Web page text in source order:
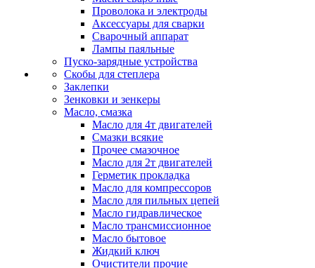
Проволока и электроды
Аксессуары для сварки
Сварочный аппарат
Лампы паяльные
Пуско-зарядные устройства
Скобы для степлера
Заклепки
Зенковки и зенкеры
Масло, смазка
Масло для 4т двигателей
Смазки всякие
Прочее смазочное
Масло для 2т двигателей
Герметик прокладка
Масло для компрессоров
Масло для пильных цепей
Масло гидравлическое
Масло трансмиссионное
Масло бытовое
Жидкий ключ
Очистители прочие